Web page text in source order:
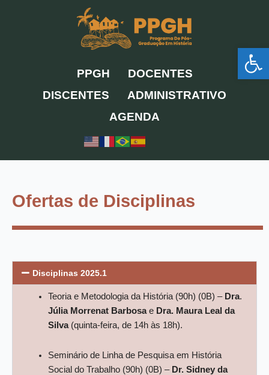
PPGH
DOCENTES
DISCENTES
ADMINISTRATIVO
AGENDA
Ofertas de Disciplinas
Disciplinas 2025.1
Teoria e Metodologia da História (90h) (0B) – Dra.
Júlia Morrenat Barbosae Dra. Maura Leal da
Silva(quinta-feira, de 14h às 18h).
Seminário de Linha de Pesquisa em História
Social do Trabalho (90h) (0B) – Dr. Sidney da